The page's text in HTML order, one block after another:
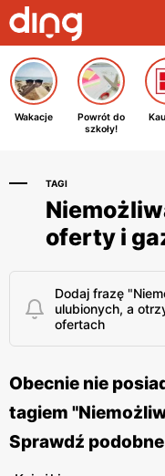
Wakacje
Powrót do
szkoły!
TAGI
oferty i
Dodaj frazę
ulubionych, a
ofertach
Obecnie nie
tagiem
Sprawdź